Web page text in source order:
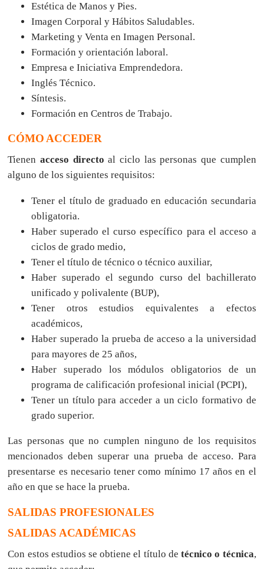
Estética de Manos y Pies.
Imagen Corporal y Hábitos Saludables.
Marketing y Venta en Imagen Personal.
Formación y orientación laboral.
Empresa e Iniciativa Emprendedora.
Inglés Técnico.
Síntesis.
Formación en Centros de Trabajo.
CÓMO ACCEDER
Tienenacceso directo al ciclo las personas que cumplen
alguno de los siguientes requisitos:
Tener el título de graduado en educación secundaria
obligatoria.
Haber superado el curso específico para el acceso a
ciclos de grado medio,
Tener el título de técnico o técnico auxiliar,
Haber superado el segundo curso del bachillerato
unificado y polivalente (BUP),
Tener otros estudios equivalentes a efectos
académicos,
Haber superado la prueba de acceso a la universidad
para mayores de 25 años,
Haber superado los módulos obligatorios de un
programa de calificación profesional inicial (PCPI),
Tener un título para acceder a un ciclo formativo de
grado superior.
Las personas que no cumplen ninguno de los requisitos
mencionados deben superar una prueba de acceso. Para
presentarse es necesario tener como mínimo 17 años en el
año en que se hace la prueba.
SALIDAS PROFESIONALES
SALIDAS ACADÉMICAS
Con estos estudios se obtiene el título detécnico o técnica,